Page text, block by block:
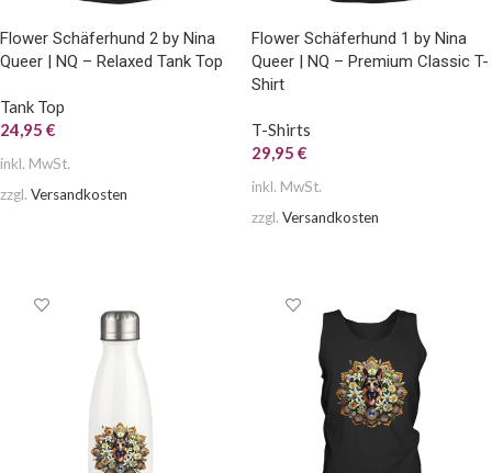
Flower Schäferhund 2 by Nina
Queer | NQ – Relaxed Tank Top
Tank Top
24,95 €
inkl. MwSt.
zzgl. Versandkosten
Flower Schäferhund 1 by Nina
Queer | NQ – Premium Classic T-
Shirt
T-Shirts
29,95 €
inkl. MwSt.
zzgl. Versandkosten